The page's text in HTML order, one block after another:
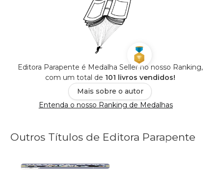
Editora Parapente é Medalha Seller no nosso Ranking,
com um total de 101 livros vendidos!
Mais sobre o autor
Entenda o nosso Ranking de Medalhas
Outros Títulos de Editora Parapente